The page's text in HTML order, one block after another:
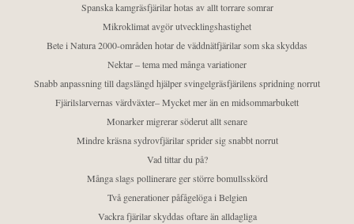
Spanska kamgräsfjärilar hotas av allt torrare somrar
Mikroklimat avgör utvecklingshastighet
Bete i Natura 2000-områden hotar de väddnätfjärilar som ska skyddas
Nektar – tema med många variationer
Snabb anpassning till dagslängd hjälper svingelgräsfjärilens spridning norrut
Fjärilslarvernas värdväxter– Mycket mer än en midsommarbukett
Monarker migrerar söderut allt senare
Mindre kräsna sydrovfjärilar sprider sig snabbt norrut
Vad tittar du på?
Många slags pollinerare ger större bomullsskörd
Två generationer påfågelöga i Belgien
Vackra fjärilar skyddas oftare än alldagliga